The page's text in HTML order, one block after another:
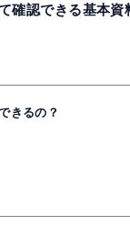
確認できる基本資
きるの？